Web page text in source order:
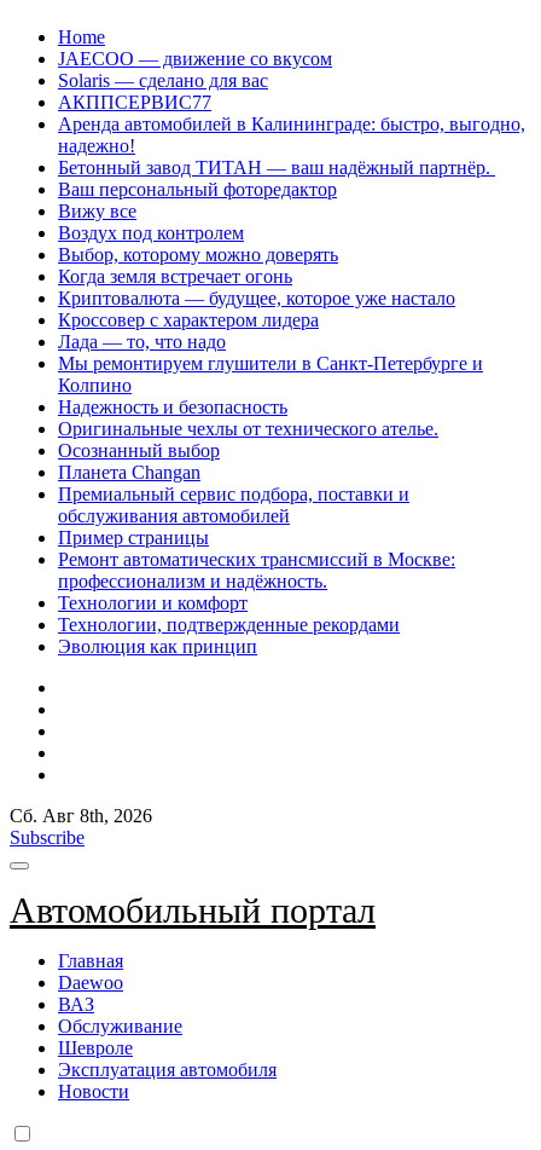
Перейти
содержанию
Home
JAECOO — движение со вкусом
Solaris — сделано для вас
АКППСЕРВИС77
Аренда автомобилей в Калининграде: быстро, выгодно,
надежно!
Бетонный завод ТИТАН — ваш надёжный партнёр.
Ваш персональный фоторедактор
Вижу все
Воздух под контролем
Выбор, которому можно доверять
Когда земля встречает огонь
Криптовалюта — будущее, которое уже настало
Кроссовер с характером лидера
Лада — то, что надо
Мы ремонтируем глушители в Санкт-Петербурге и
Колпино
Надежность и безопасность
Оригинальные чехлы от технического ателье.
Осознанный выбор
Планета Changan
Премиальный сервис подбора, поставки и
обслуживания автомобилей
Пример страницы
Ремонт автоматических трансмиссий в Москве:
профессионализм и надёжность.
Технологии и комфорт
Технологии, подтвержденные рекордами
Эволюция как принцип
Сб. Авг 8th, 2026
Subscribe
Автомобильный портал
Главная
Daewoo
ВАЗ
Обслуживание
Шевроле
Эксплуатация автомобиля
Новости